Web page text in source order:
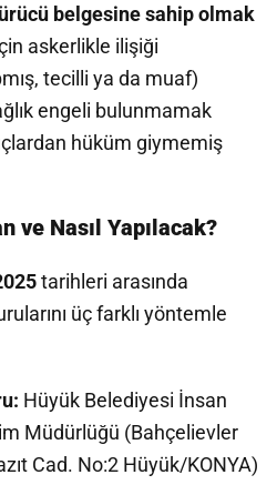
belgesine sahip olmak
askerlikle ilişiği
tecilli ya da muaf)
engeli bulunmamak
hüküm giymemiş
ve Nasıl Yapılacak?
tarihleri arasında
üç farklı yöntemle
Hüyük Belediyesi İnsan
Müdürlüğü (Bahçelievler
Cad. No:2 Hüyük/KONYA)